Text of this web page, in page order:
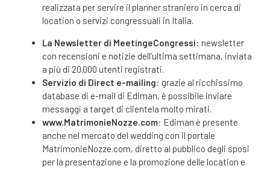
realizzata per servire il planner straniero in cerca di
location o servizi congressuali in Italia.
La Newsletter di MeetingeCongressi: newsletter
con recensioni e notizie dell’ultima settimana, inviata
a più di 20.000 utenti registrati.
Servizio di Direct e-mailing: grazie al ricchissimo
database di e-mail di Ediman, è possibile inviare
messaggi a target di clientela molto mirati.
www.MatrimonieNozze.com: Ediman è presente
anche nel mercato del wedding con il portale
MatrimonieNozze.com, diretto al pubblico degli sposi
per la presentazione e la promozione delle location e